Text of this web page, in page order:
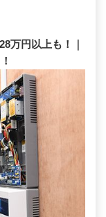
万円以上も！｜